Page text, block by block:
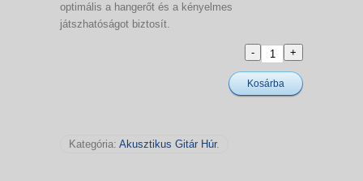
optimális a hangerőt és a kényelmes
játszhatóságot biztosít.
Kosárba
Kategória: Akusztikus Gitár Húr.